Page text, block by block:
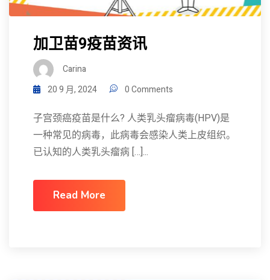
加卫苗9疫苗资讯
Carina
20 9 月, 2024
0 Comments
子宫颈癌疫苗是什么? 人类乳头瘤病毒(HPV)是
一种常见的病毒，此病毒会感染人类上皮组织。
已认知的人类乳头瘤病 […]...
Read More